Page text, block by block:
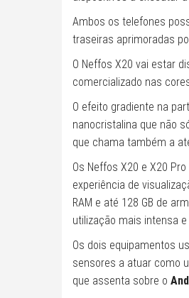
Ambos os telefones
traseiras aprimoradas
O Neffos X20 vai estar
comercializado nas
O efeito gradiente na
nanocristalina que não
que chama também a
Os Neffos X20 e X20
experiência de
RAM e até 128 GB de
utilização mais intensa
Os dois equipamentos
sensores a atuar como
que assenta sobre o